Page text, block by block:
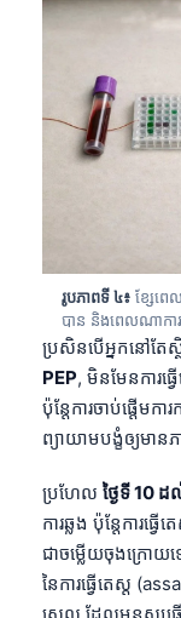
រូបភាពទី ៤៖ ខ្សែពេ
បាន និងពេលណាកា
ប្រសិនបើអ្នកនៅតែស្
PEP, មិនមែនការធ្
ប៉ុន្តែការចាប់ផ្តើមក
ព្យាយាមបង្ខំឲ្យមាន
ប្រហែល ថ្ងៃទី 10 ដ
ការឆ្លង ប៉ុន្តែការធ្
ជាចម្លើយចុងក្រោយ
នៃការធ្វើតេស្ត